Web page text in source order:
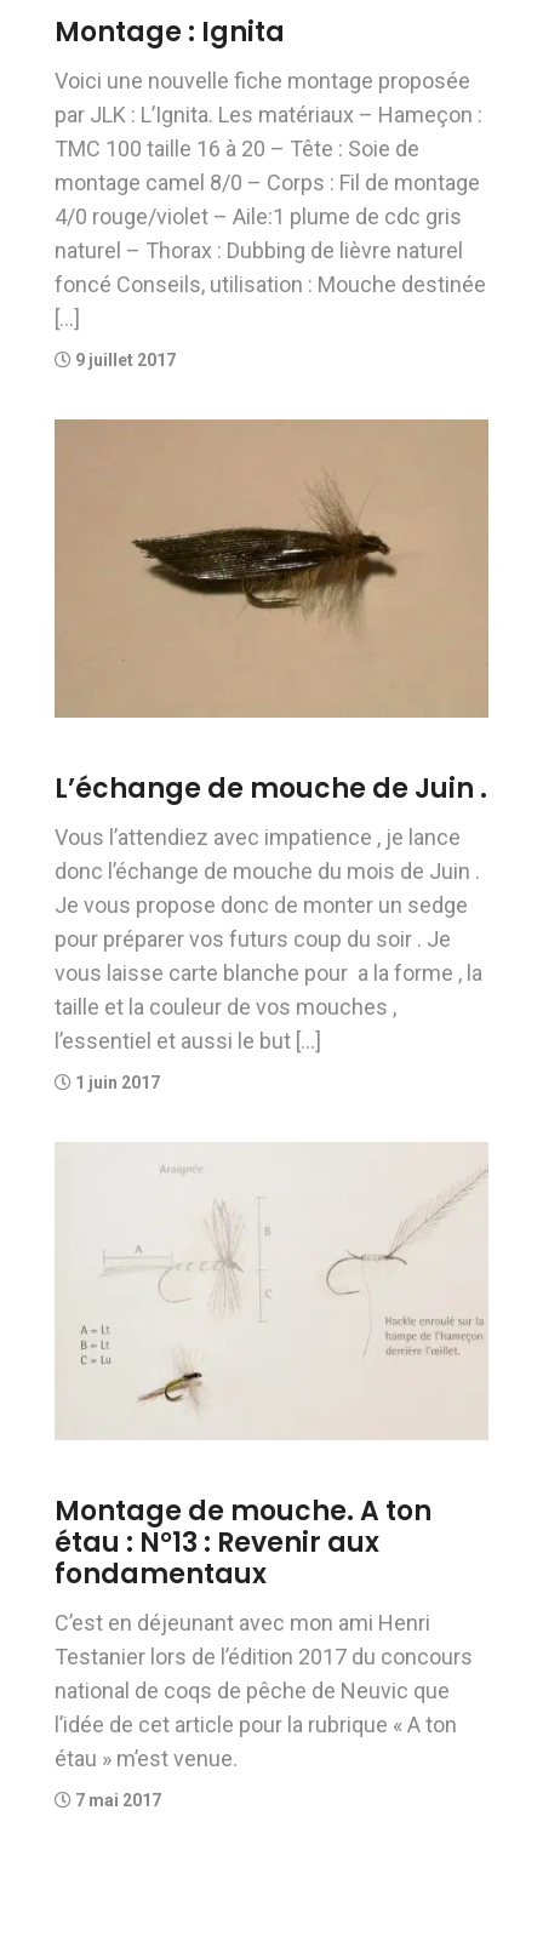
Montage : Ignita
Voici une nouvelle fiche montage proposée
par JLK : L’Ignita. Les matériaux – Hameçon :
TMC 100 taille 16 à 20 – Tête : Soie de
montage camel 8/0 – Corps : Fil de montage
4/0 rouge/violet – Aile:1 plume de cdc gris
naturel – Thorax : Dubbing de lièvre naturel
foncé Conseils, utilisation : Mouche destinée
[…]
9 juillet 2017
L’échange de mouche de Juin .
Vous l’attendiez avec impatience , je lance
donc l’échange de mouche du mois de Juin .
Je vous propose donc de monter un sedge
pour préparer vos futurs coup du soir . Je
vous laisse carte blanche pour a la forme , la
taille et la couleur de vos mouches ,
l’essentiel et aussi le but […]
1 juin 2017
Montage de mouche. A ton
étau : N°13 : Revenir aux
fondamentaux
C’est en déjeunant avec mon ami Henri
Testanier lors de l’édition 2017 du concours
national de coqs de pêche de Neuvic que
l’idée de cet article pour la rubrique « A ton
étau » m’est venue.
7 mai 2017